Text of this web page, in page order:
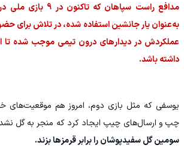
مدافع راست سپاهان که
به‌عنوان یار جانشین استفاده شده، در تلاش برای
عملکردش در دیدارهای درون تیمی موجب شده تا
داشته باشد.
یوسفی که مثل بازی دوم، امروز هم موقعیت‌های
چپ و ارسال‌های چیپ ایجاد کرد که منجر به گل
سومین گل سفیدپوشان را برابر قرمزها بزند.